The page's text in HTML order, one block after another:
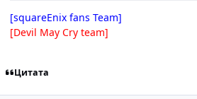
[squareEnix fans Team]
[Devil May Cry team]
Цитата